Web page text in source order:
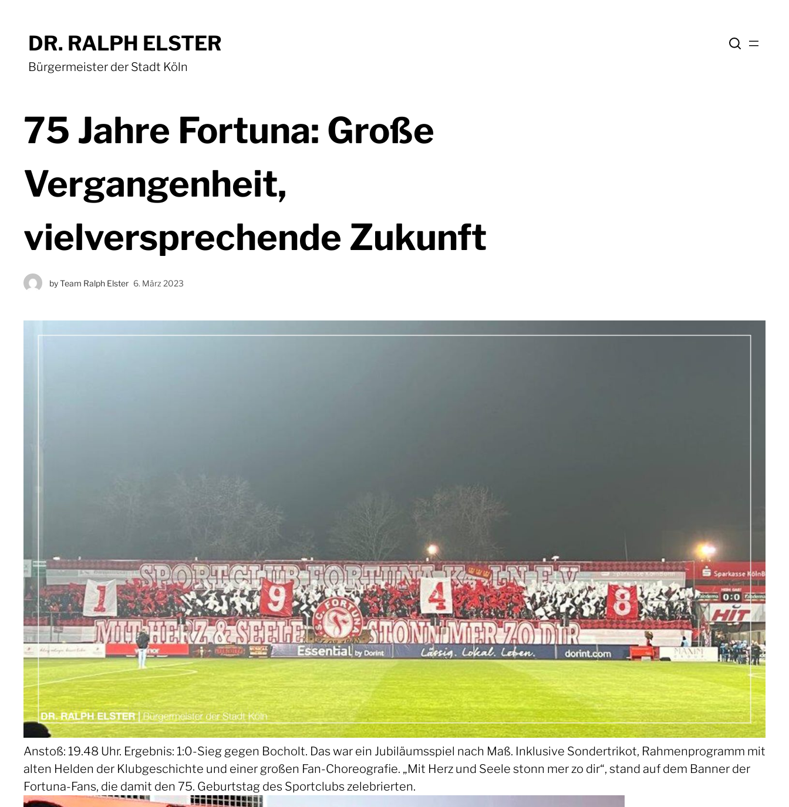
DR. RALPH ELSTER
Bürgermeister der Stadt Köln
75 Jahre Fortuna: Große
Vergangenheit,
vielversprechende Zukunft
byTeam Ralph Elster 6. März 2023
Anstoß: 19.48 Uhr. Ergebnis: 1:0-Sieg gegen Bocholt. Das war ein Jubiläumsspiel nach Maß. Inklusive Sondertrikot, Rahmenprogramm mit
alten Helden der Klubgeschichte und einer großen Fan-Choreografie. „Mit Herz und Seele stonn mer zo dir“, stand auf dem Banner der
Fortuna-Fans, die damit den 75. Geburtstag des Sportclubs zelebrierten.